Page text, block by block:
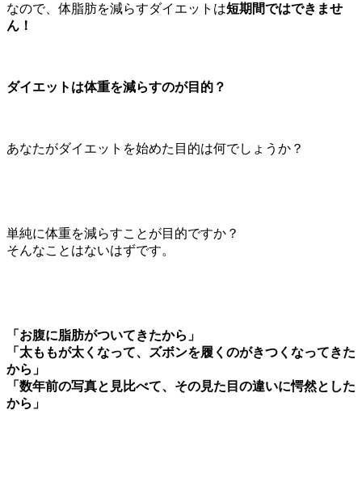
なので、体脂肪を減らすダイエットは短期間ではできませ
ん！
ダイエットは体重を減らすのが目的？
あなたがダイエットを始めた目的は何でしょうか？
単純に体重を減らすことが目的ですか？
そんなことはないはずです。
「お腹に脂肪がついてきたから」
「太ももが太くなって、ズボンを履くのがきつくなってきた
から」
「数年前の写真と見比べて、その見た目の違いに愕然とした
から」